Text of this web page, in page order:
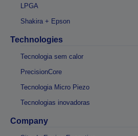
LPGA
Shakira + Epson
Technologies
Tecnologia sem calor
PrecisionCore
Tecnologia Micro Piezo
Tecnologias inovadoras
Company